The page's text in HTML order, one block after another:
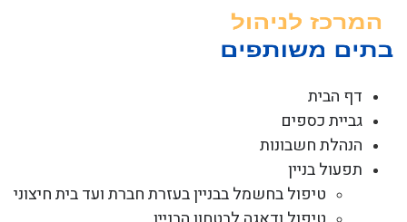
דף הבית
גביית כספים
הנהלת חשבונות
תפעול בניין
טיפול בחשמל בבניין בעזרת חברת ועד בית חיצוני